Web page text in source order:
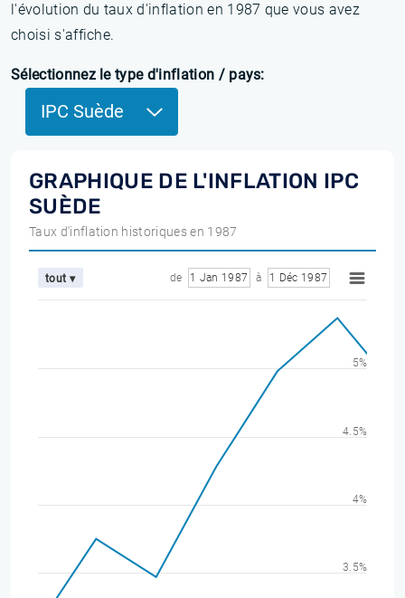
l'évolution du taux d'inflation en 1987 que vous avez
choisi s'affiche.
Sélectionnez le type d'inflation / pays:
IPC Suède
GRAPHIQUE DE L'INFLATION IPC
SUÈDE
Taux d'inflation historiques en 1987
tout ▾ de 1 Jan 1987 à 1 Déc 1987
3.5%
4%
4.5%
5%